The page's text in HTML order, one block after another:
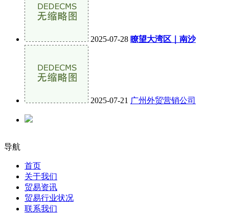
2025-07-28 瞭望大湾区｜南沙
2025-07-21 广州外贸营销公司
导航
首页
关于我们
贸易资讯
贸易行业状况
联系我们